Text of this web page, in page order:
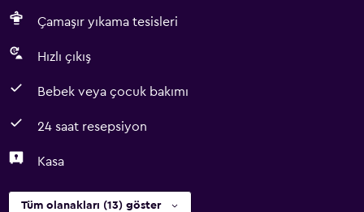
Çamaşır yıkama tesisleri
Hızlı çıkış
Bebek veya çocuk bakımı
24 saat resepsiyon
Kasa
Tüm olanakları (13) göster